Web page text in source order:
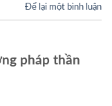
Để lại một bình luận
pháp thần